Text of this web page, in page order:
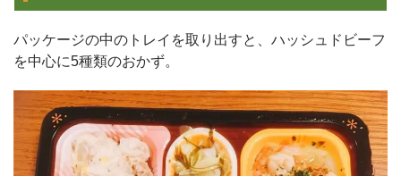
パッケージの中のトレイを取り出すと、ハッシュドビーフ
を中心に5種類のおかず。